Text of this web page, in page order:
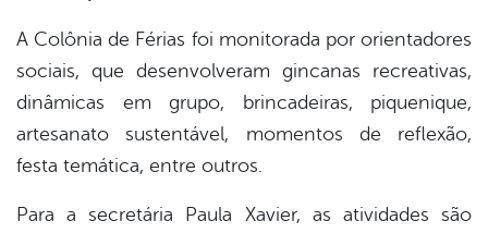
A Colônia de Férias foi monitorada por orientadores
sociais, que desenvolveram gincanas recreativas,
dinâmicas em grupo, brincadeiras, piquenique,
artesanato sustentável, momentos de reflexão,
festa temática, entre outros.
Para a secretária Paula Xavier, as atividades são